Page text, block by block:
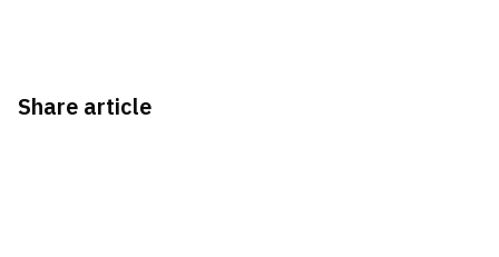
Share article